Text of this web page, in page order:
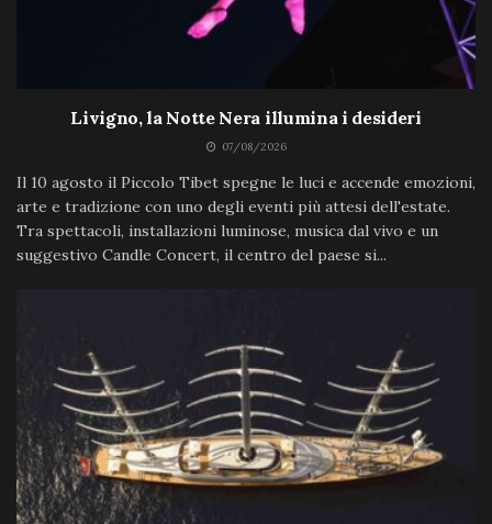
Livigno, la Notte Nera illumina i desideri
07/08/2026
Il 10 agosto il Piccolo Tibet spegne le luci e accende emozioni,
arte e tradizione con uno degli eventi più attesi dell'estate.
Tra spettacoli, installazioni luminose, musica dal vivo e un
suggestivo Candle Concert, il centro del paese si...